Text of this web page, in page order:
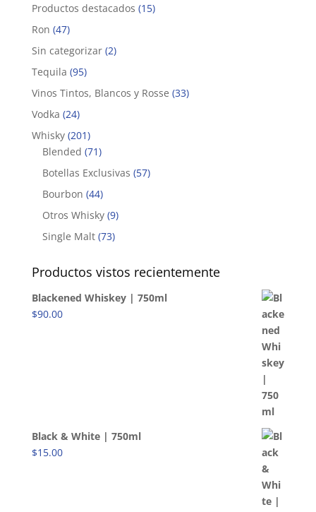
Productos destacados (15)
Ron (47)
Sin categorizar (2)
Tequila (95)
Vinos Tintos, Blancos y Rosse (33)
Vodka (24)
Whisky (201)
Blended (71)
Botellas Exclusivas (57)
Bourbon (44)
Otros Whisky (9)
Single Malt (73)
Productos vistos recientemente
Blackened Whiskey | 750ml
$90.00
Black & White | 750ml
$15.00